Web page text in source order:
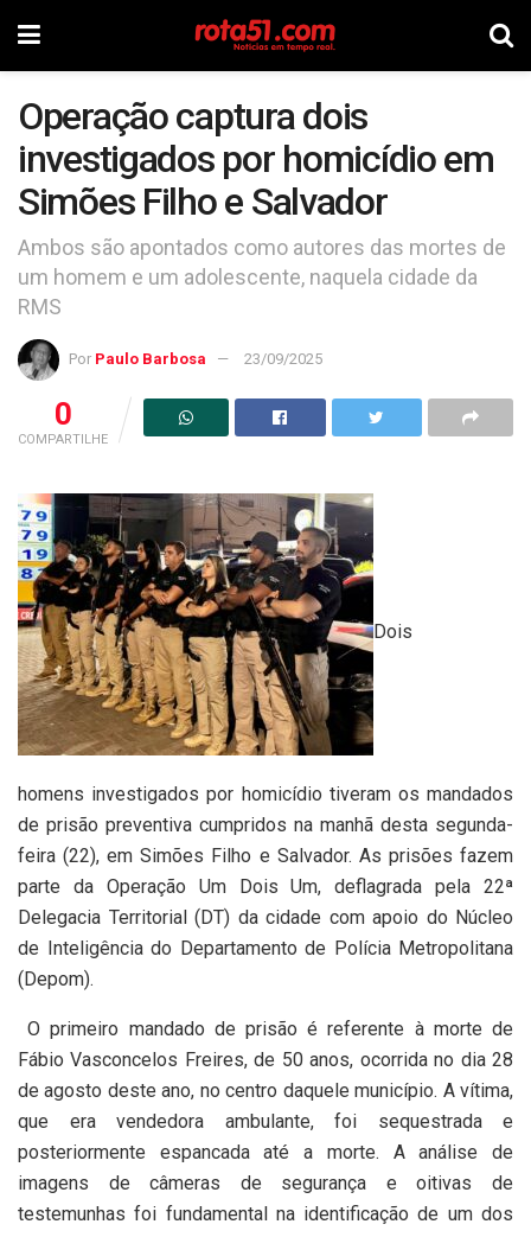
Operação captura dois
investigados por homicídio em
Simões Filho e Salvador
Ambos são apontados como autores das mortes de
um homem e um adolescente, naquela cidade da
RMS
Por Paulo Barbosa 23/09/2025
0
COMPARTILHE
Dois
homens investigados por homicídio tiveram os mandados
de prisão preventiva cumpridos na manhã desta segunda-
feira (22), em Simões Filho e Salvador. As prisões fazem
parte da Operação Um Dois Um, deflagrada pela 22ª
Delegacia Territorial (DT) da cidade com apoio do Núcleo
de Inteligência do Departamento de Polícia Metropolitana
(Depom).
O primeiro mandado de prisão é referente à morte de
Fábio Vasconcelos Freires, de 50 anos, ocorrida no dia 28
de agosto deste ano, no centro daquele município. A vítima,
que era vendedora ambulante, foi sequestrada e
posteriormente espancada até a morte. A análise de
imagens de câmeras de segurança e oitivas de
testemunhas foi fundamental na identificação de um dos